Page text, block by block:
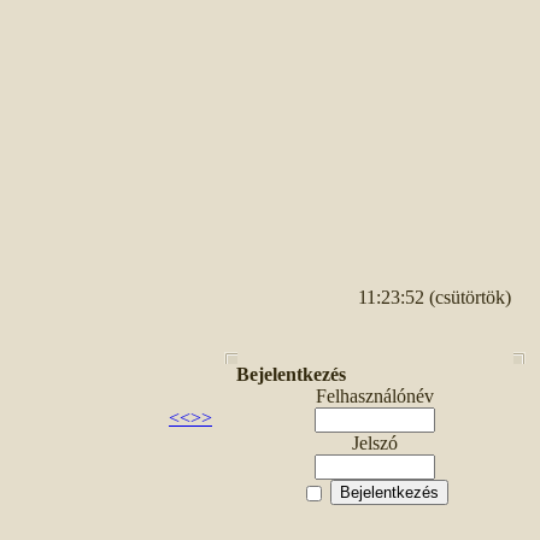
11:23:52 (csütörtök)
<<>>
Bejelentkezés
Felhasználónév
Jelszó